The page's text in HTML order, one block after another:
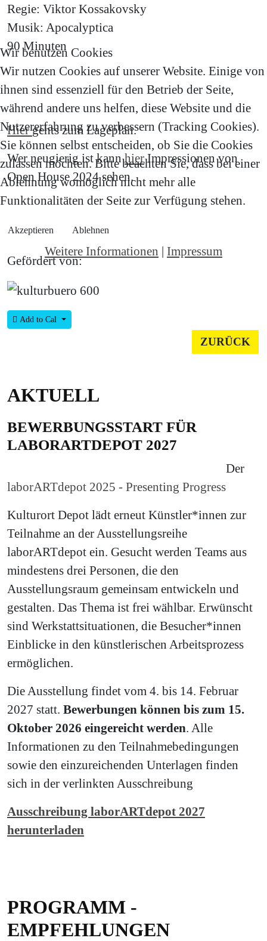
Regie: Viktor Kossakovsky
Musik: Apocalyptica
90 Minuten
Hiergehts zum Lageplan.
Wer neugierig ist kannhier Impressionen von
Open House 2024 sehen.
Gefördert von:
Add to Cal
ZURÜCK
AKTUELL
BEWERBUNGSSTART FÜR
LABORARTDEPOT 2027
laborARTdepot 2025 - Presenting Progress
Der
Kulturort Depot lädt erneut Künstler*innen zur
Teilnahme an der Ausstellungsreihe
laborARTdepot ein. Gesucht werden Teams aus
mindestens drei Personen, die den
Ausstellungsraum gemeinsam entwickeln und
gestalten. Das Thema ist frei wählbar. Erwünscht
sind Werkstattsituationen, die Besucher*innen
Einblicke in den künstlerischen Arbeitsprozess
ermöglichen.
Die Ausstellung findet vom 4. bis 14. Februar
2027 statt. Bewerbungen können bis zum 15.
Oktober 2026 eingereicht werden . Alle
Informationen zu den Teilnahmebedingungen
sowie den einzureichenden Unterlagen finden
sich in der verlinkten Ausschreibung
Ausschreibung laborARTdepot 2027
herunterladen
PROGRAMM -
EMPFEHLUNGEN
Wir benutzen Cookies
Wir nutzen Cookies auf unserer Website. Einige von
ihnen sind essenziell für den Betrieb der Seite,
während andere uns helfen, diese Website und die
Nutzererfahrung zu verbessern (Tracking Cookies).
Sie können selbst entscheiden, ob Sie die Cookies
zulassen möchten. Bitte beachten Sie, dass bei einer
Ablehnung womöglich nicht mehr alle
Funktionalitäten der Seite zur Verfügung stehen.
Akzeptieren Ablehnen
Weitere Informationen | Impressum